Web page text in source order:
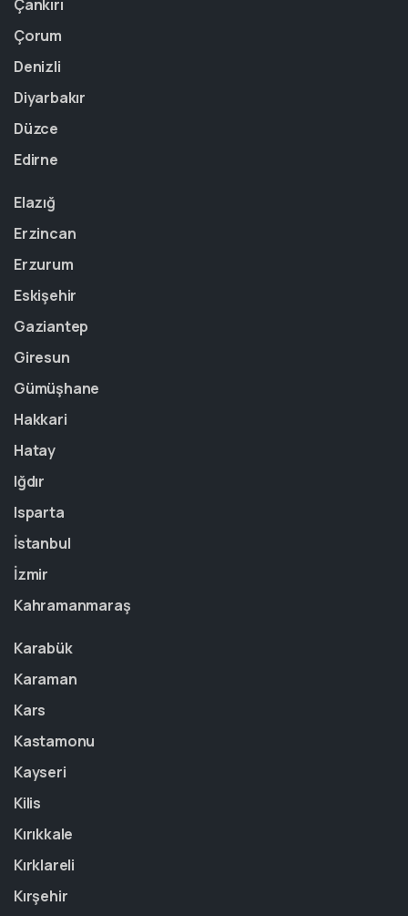
Çankırı
Çorum
Denizli
Diyarbakır
Düzce
Edirne
Elazığ
Erzincan
Erzurum
Eskişehir
Gaziantep
Giresun
Gümüşhane
Hakkari
Hatay
Iğdır
Isparta
İstanbul
İzmir
Kahramanmaraş
Karabük
Karaman
Kars
Kastamonu
Kayseri
Kilis
Kırıkkale
Kırklareli
Kırşehir